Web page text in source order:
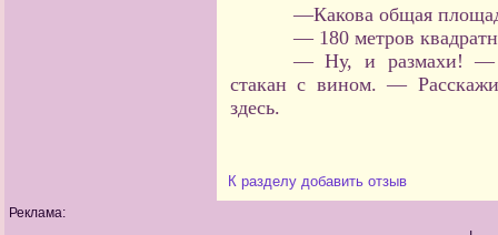
—Какова общая
— 180 метров
— Ну, и размахи! —
стакан с вином. —
здесь.
К разделу добавить отзыв
Реклама: